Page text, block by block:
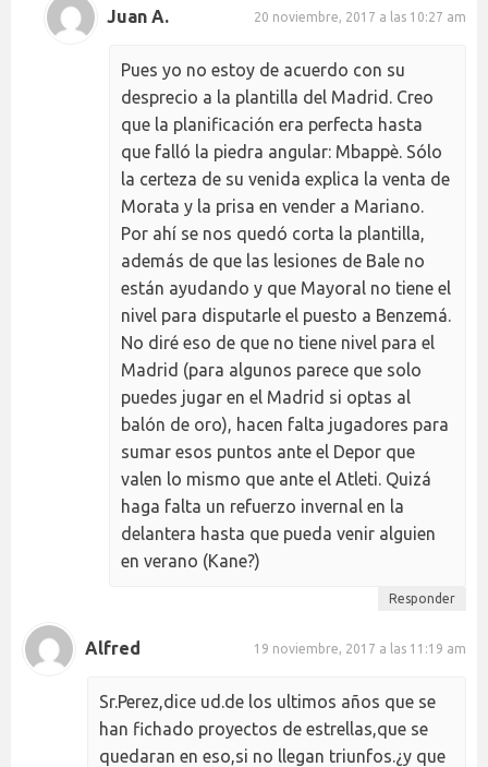
Juan A. 20 noviembre, 2017 a las 10:27 am
Pues yo no estoy de acuerdo con su
desprecio a la plantilla del Madrid. Creo
que la planificación era perfecta hasta
que falló la piedra angular: Mbappè. Sólo
la certeza de su venida explica la venta de
Morata y la prisa en vender a Mariano.
Por ahí se nos quedó corta la plantilla,
además de que las lesiones de Bale no
están ayudando y que Mayoral no tiene el
nivel para disputarle el puesto a Benzemá.
No diré eso de que no tiene nivel para el
Madrid (para algunos parece que solo
puedes jugar en el Madrid si optas al
balón de oro), hacen falta jugadores para
sumar esos puntos ante el Depor que
valen lo mismo que ante el Atleti. Quizá
haga falta un refuerzo invernal en la
delantera hasta que pueda venir alguien
en verano (Kane?)
Responder
Alfred 19 noviembre, 2017 a las 11:19 am
Sr.Perez,dice ud.de los ultimos años que se
han fichado proyectos de estrellas,que se
quedaran en eso,si no llegan triunfos.¿y que